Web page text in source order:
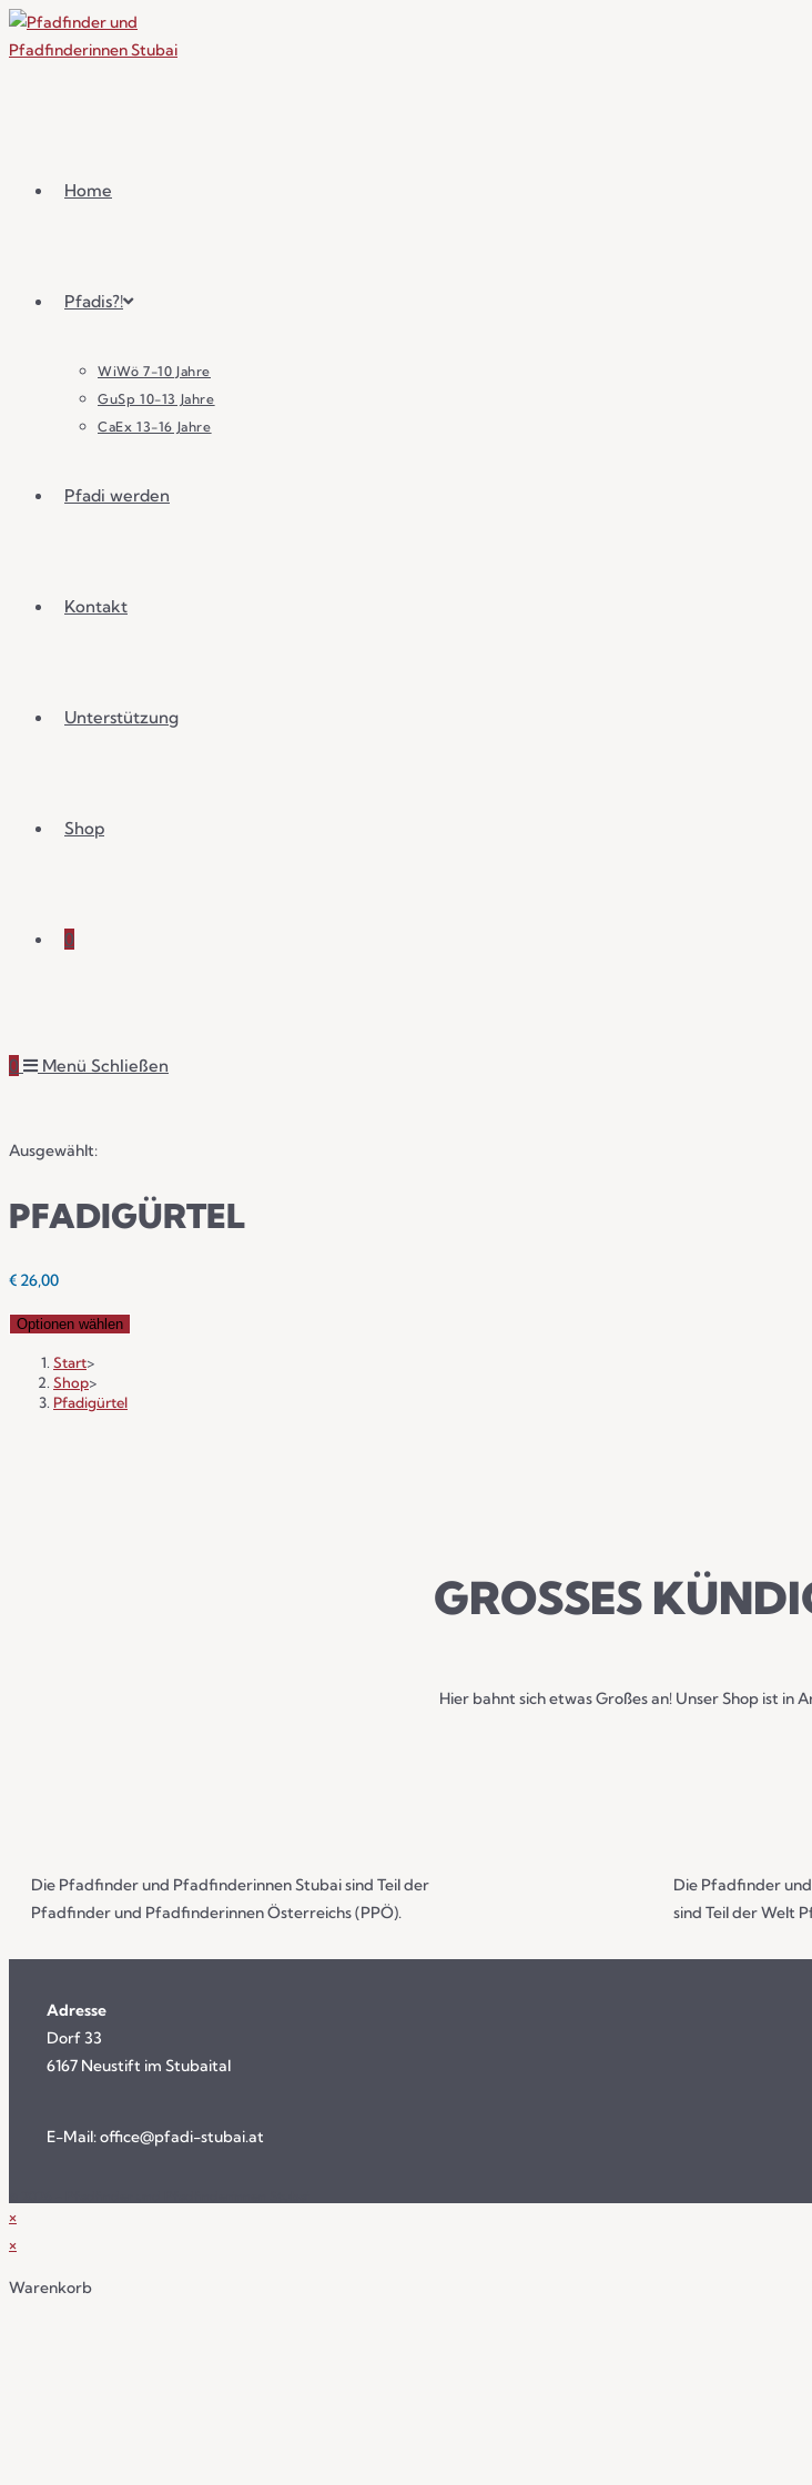
Home
Pfadis?!
WiWö 7-10 Jahre
GuSp 10-13 Jahre
CaEx 13-16 Jahre
Pfadi werden
Kontakt
Unterstützung
Shop
0
0 Menü Schließen
Ausgewählt:
PFADIGÜRTEL
€ 26,00
Optionen wählen
Start>
Shop>
Pfadigürtel
GROSSES
Hier bahnt sich etwas Großes an! Unser Shop ist
Die Pfadfinder und Pfadfinderinnen Stubai sind Teil der
Pfadfinder und Pfadfinderinnen Österreichs (PPÖ).
Die Pfadfinder
sind Teil der Welt
Adresse
Dorf 33
6167 Neustift im Stubaital
E-Mail:office@pfadi-stubai.at
×
×
Warenkorb